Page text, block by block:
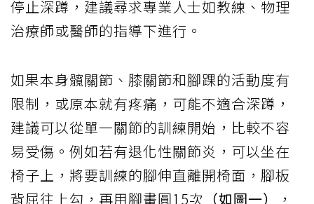
停止深蹲，建議尋求專業人士如教練、物理
治療師或醫師的指導下進行。
如果本身髖關節、膝關節和腳踝的活動度有
限制，或原本就有疼痛，可能不適合深蹲，
建議可以從單一關節的訓練開始，比較不容
易受傷。例如若有退化性關節炎，可以坐在
椅子上，將要訓練的腳伸直離開椅面，腳板
背屈往上勾，再用腳畫圓15次 （如圖一）
，